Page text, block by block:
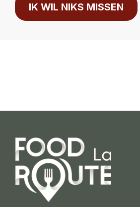
IK WIL NIKS MISSEN